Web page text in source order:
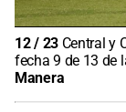
12/ 23 Central y
fecha 9 de 13 de
Manera